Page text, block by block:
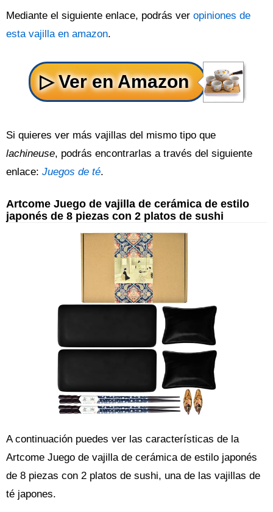
Mediante el siguiente enlace, podrás ver opiniones de
esta vajilla en amazon.
Si quieres ver más vajillas del mismo tipo que
lachineuse, podrás encontrarlas a través del siguiente
enlace: Juegos de té.
Artcome Juego de vajilla de cerámica de estilo
japonés de 8 piezas con 2 platos de sushi
A continuación puedes ver las características de la
Artcome Juego de vajilla de cerámica de estilo japonés
de 8 piezas con 2 platos de sushi, una de las vajillas de
té japones.